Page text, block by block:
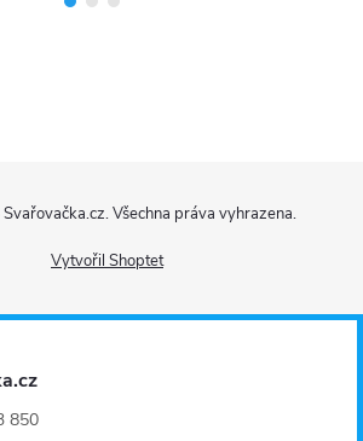
Vytvořil Shoptet
Svařovačka.cz. Všechna práva vyhrazena.
850